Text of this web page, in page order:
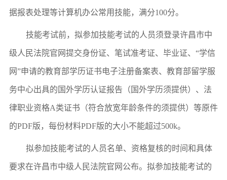
据报表处理等计算机办公常用技能，满分100分。
技能考试前，拟参加技能考试的人 员须登录许昌市中
级人民法院官网提交身份证、笔试准考证、毕业证、 “学信
网”申请的教育部学历证书电子注册备案表、 教育部留学服
务中心出具的 国外学历认证报告 （国外学历须提供）、 法
律职业资格A类证书（符合放宽年龄条件的须提供） 等原件
的PDF版， 每份材料PDF版的大小不能超过500k。
拟参加技能考试的人 员名单、资格复核的时间和具体
要求在许昌市中级人民法院官网 公布。拟参加技能考试的